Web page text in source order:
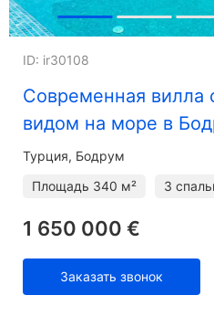
Современная вилла
видом на море в
ID: ir30108
Турция, Бодрум
Площадь 340 м² 3
1 650 000 €
Заказать звонок